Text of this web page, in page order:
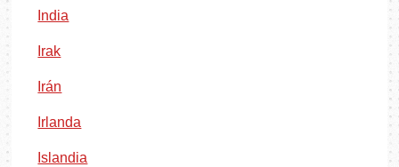
India
Irak
Irán
Irlanda
Islandia